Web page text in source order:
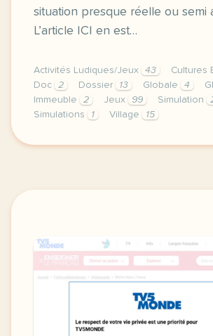
situation presque réelle ou semi
L’article ICI en est…
Activités Ludiques/Jeux 43 Cultures
Doc
2 Dossier 13 Globale 4
Immeuble
2 Jeux 99 Simulation
Simulations
1 Village 15
vous en avez sans doute deja